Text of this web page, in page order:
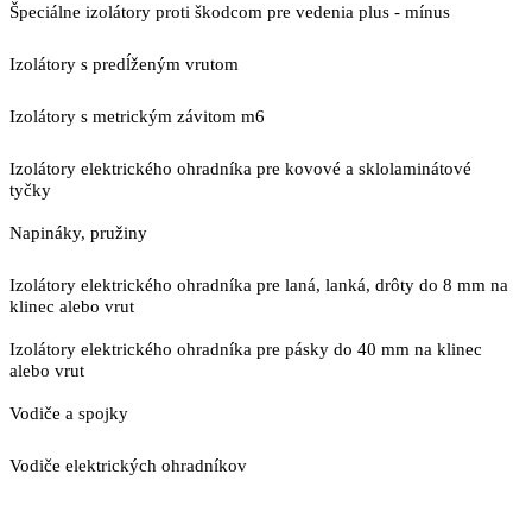
Špeciálne izolátory proti škodcom pre vedenia plus - mínus
Izolátory s predĺženým vrutom
Izolátory s metrickým závitom m6
Izolátory elektrického ohradníka pre kovové a sklolaminátové
tyčky
Napináky, pružiny
Izolátory elektrického ohradníka pre laná, lanká, drôty do 8 mm na
klinec alebo vrut
Izolátory elektrického ohradníka pre pásky do 40 mm na klinec
alebo vrut
Vodiče a spojky
Vodiče elektrických ohradníkov